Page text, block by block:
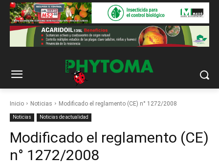
Inicio Noticias Modificado el reglamento (CE) n° 1272/2008
Noticias Noticias de actualidad
Modificado el reglamento (CE)
n° 1272/2008